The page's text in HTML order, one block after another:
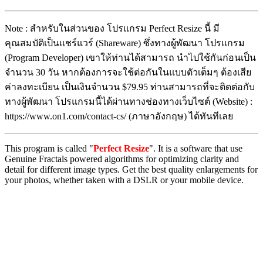
Note : สำหรับในส่วนของ โปรแกรม Perfect Resize นี้ มี
คุณสมบัติเป็นแชร์แวร์ (Shareware) ซึ่งทางผู้พัฒนา โปรแกรม
(Program Developer) เขาให้ท่านได้สามารถ นำไปใช้กันก่อนเป็น
จำนวน 30 วัน หากต้องการจะใช้ต่อกันในแบบตัวเต็มๆ ต้องเสีย
ค่าลงทะเบียน เป็นเงินจำนวน $79.95 ท่านสามารถที่จะติดต่อกับ
ทางผู้พัฒนา โปรแกรมนี้ได้ผ่านทางช่องทางเว็บไซต์ (Website) :
https://www.on1.com/contact-cs/ (ภาษาอังกฤษ) ได้ทันทีเลย
This program is called "Perfect Resize". It is a software that use
Genuine Fractals powered algorithms for optimizing clarity and
detail for different image types. Get the best quality enlargements for
your photos, whether taken with a DSLR or your mobile device.